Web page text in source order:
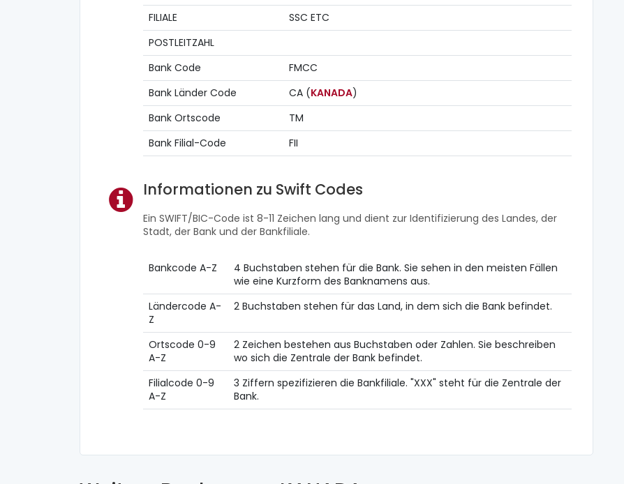
FILIALE
SSC ETC
POSTLEITZAHL
Bank Code
FMCC
Bank Länder Code
CA (KANADA)
Bank Ortscode
TM
Bank Filial-Code
FII
Informationen zu Swift Codes
Ein SWIFT/BIC-Code ist 8-11 Zeichen lang und dient zur Identifizierung des Landes, der
Stadt, der Bank und der Bankfiliale.
Bankcode A-Z
4 Buchstaben stehen für die Bank. Sie sehen in den meisten Fällen
wie eine Kurzform des Banknamens aus.
Ländercode A-
Z
2 Buchstaben stehen für das Land, in dem sich die Bank befindet.
Ortscode 0-9
A-Z
2 Zeichen bestehen aus Buchstaben oder Zahlen. Sie beschreiben
wo sich die Zentrale der Bank befindet.
Filialcode 0-9
A-Z
3 Ziffern spezifizieren die Bankfiliale. "XXX" steht für die Zentrale der
Bank.